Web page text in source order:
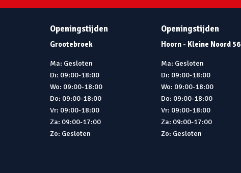
Openingstijden
Grootebroek
Ma: Gesloten
Di: 09:00-18:00
Wo: 09:00-18:00
Do: 09:00-18:00
Vr: 09:00-18:00
Za: 09:00-17:00
Zo: Gesloten
Openingstijden
Hoorn - Kleine Noord 56
Ma: Gesloten
Di: 09:00-18:00
Wo: 09:00-18:00
Do: 09:00-18:00
Vr: 09:00-18:00
Za: 09:00-17:00
Zo: Gesloten